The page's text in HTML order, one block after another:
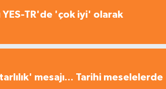
YES-TR'de 'çok iyi' olarak
mesajı... Tarihi meselelerde